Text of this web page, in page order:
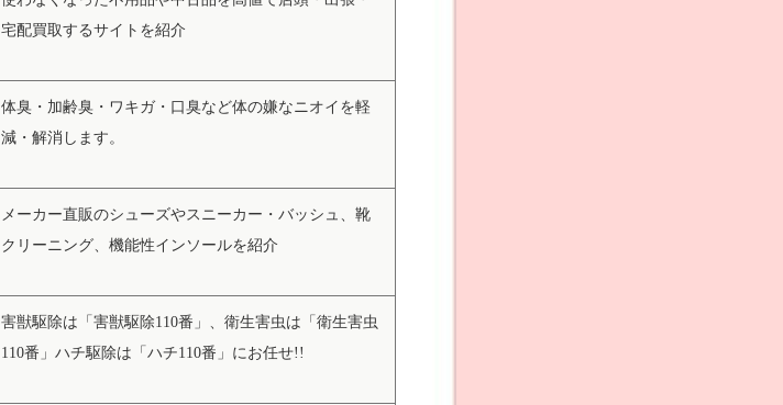
宅配買取するサイトを紹介
体臭・加齢臭・ワキガ・口臭など体の嫌なニオイを軽
減・解消します。
メーカー直販のシューズやスニーカー・バッシュ、靴
クリーニング、機能性インソールを紹介
害獣駆除は「害獣駆除110番」、衛生害虫は「衛生害虫
110番」ハチ駆除は「ハチ110番」にお任せ!!